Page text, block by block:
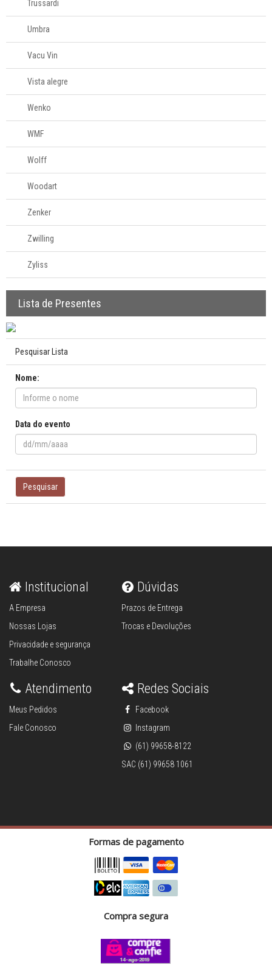
Trussardi
Umbra
Vacu Vin
Vista alegre
Wenko
WMF
Wolff
Woodart
Zenker
Zwilling
Zyliss
Lista de Presentes
Pesquisar Lista
Nome:
Data do evento
Pesquisar
Institucional
A Empresa
Nossas Lojas
Privacidade e segurança
Trabalhe Conosco
Dúvidas
Prazos de Entrega
Trocas e Devoluções
Atendimento
Meus Pedidos
Fale Conosco
Redes Sociais
Facebook
Instagram
(61) 99658-8122
SAC (61) 99658 1061
Formas de pagamento
Compra segura